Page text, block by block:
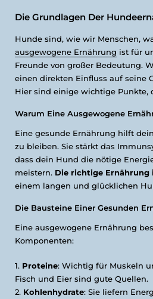
Die Grundlagen Der
Hunde sind, wie wir Menschen,
ausgewogene Ernährung ist für
Freunde von großer Bedeutung.
einen direkten Einfluss auf seine
Hier sind einige wichtige Punkte,
Warum Eine Ausgewogene
Eine gesunde Ernährung hilft
zu bleiben. Sie stärkt das
dass dein Hund die nötige
meistern. Die richtige Ernährung
einem langen und glücklichen
Die Bausteine Einer Gesunden
Eine ausgewogene Ernährung
Komponenten:
Proteine: Wichtig für Muskeln
Fisch und Eier sind gute Quellen.
Kohlenhydrate: Sie liefern